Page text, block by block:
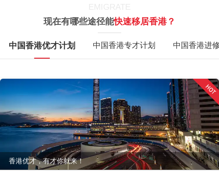
现在有哪些途径能快速移居香港？
中国香港优才计划 中国香港专才计划 中国香港进
香港优才，有才你就来！